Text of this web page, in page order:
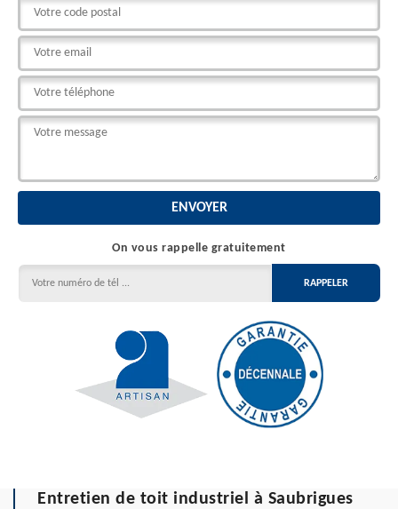
On vous rappelle gratuitement
Entretien de toit industriel à Saubrigues